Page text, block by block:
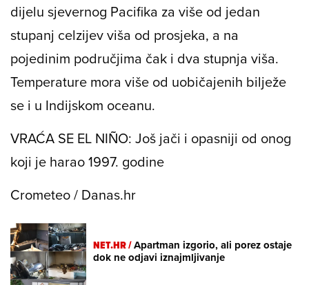
dijelu sjevernog Pacifika za više od jedan
stupanj celzijev viša od prosjeka, a na
pojedinim područjima čak i dva stupnja viša.
Temperature mora više od uobičajenih bilježe
se i u Indijskom oceanu.
VRAĆA SE EL NIÑO: Još jači i opasniji od onog
koji je harao 1997. godine
Crometeo / Danas.hr
NET.HR /Apartman izgorio, ali porez ostaje
dok ne odjavi iznajmljivanje